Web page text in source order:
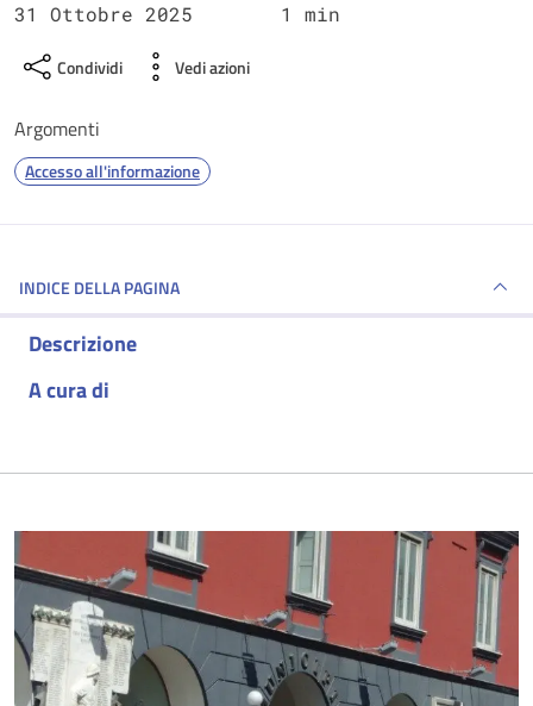
31 Ottobre 2025
1 min
Condividi Vedi azioni
Argomenti
Accesso all'informazione
INDICE DELLA PAGINA
Descrizione
A cura di